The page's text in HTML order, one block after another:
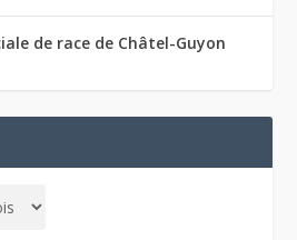
de race de Châtel-Guyon